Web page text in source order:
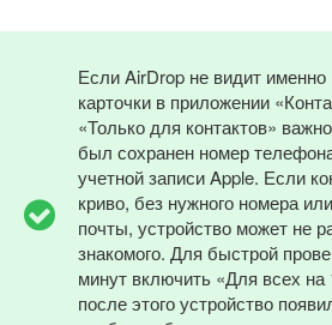
Если AirDrop не видит именно
карточки в приложении
«Только для контактов»
был сохранен номер
учетной записи Apple. Если
криво, без нужного номера
почты, устройство может не
знакомого. Для быстрой
минут включить «Для всех
после этого устройство